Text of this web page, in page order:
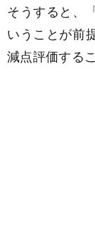
そうすると、
いうことが前
減点評価する